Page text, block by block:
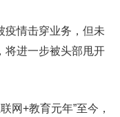
疫情击穿业务，但未
将进一步被头部甩开
网+教育元年”至今，